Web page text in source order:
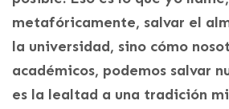
metafóricamente, salvar el
la universidad, sino cómo
académicos, podemos salvar
es la lealtad a una tradición